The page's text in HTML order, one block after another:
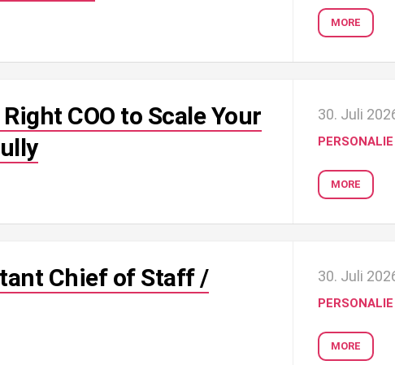
MORE
COO to Scale Your
30. Juli
PERSONALIE
MORE
Chief of Staff /
30. Juli
PERSONALIE
MORE